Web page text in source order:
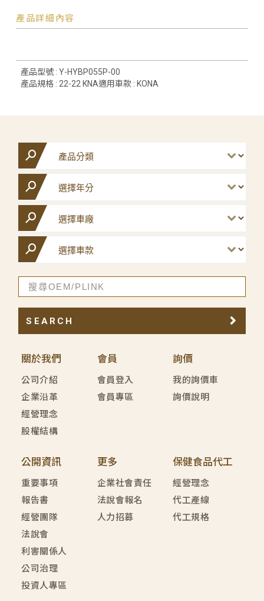
產品詳細內容
產品型號 : Y-HYBP055P-00
產品規格 : 22-22 KNA適用車款 : KONA
關於我們
公司介紹
企業沿革
經營理念
股權結構
會員
會員登入
會員專區
詢價
我的詢價車
詢價說明
公開資訊
重要事項
報告書
經營團隊
法說會
利害關係人
公司治理
投資人專區
更多
企業社會責任
法說會報名
人力招募
保健食品代工
經營理念
代工產線
代工規格
SEARCH